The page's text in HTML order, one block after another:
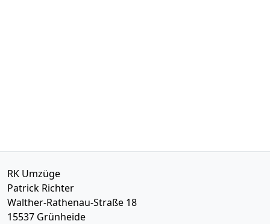
RK Umzüge
Patrick Richter
Walther-Rathenau-Straße 18
15537 Grünheide